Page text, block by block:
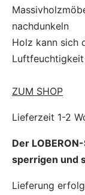
nachdunkeln
Holz kann sich
Luftfeuchtigkeit
ZUM SHOP
Lieferzeit 1-2
Der
sperrigen und
Lieferung